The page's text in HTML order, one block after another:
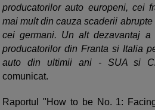
producatorilor auto europeni, cei
mai mult din cauza scaderii
cei germani. Un alt dezavantaj a
producatorilor din Franta si Italia
auto din ultimii ani - SUA si
comunicat.
Raportul "How to be No. 1: